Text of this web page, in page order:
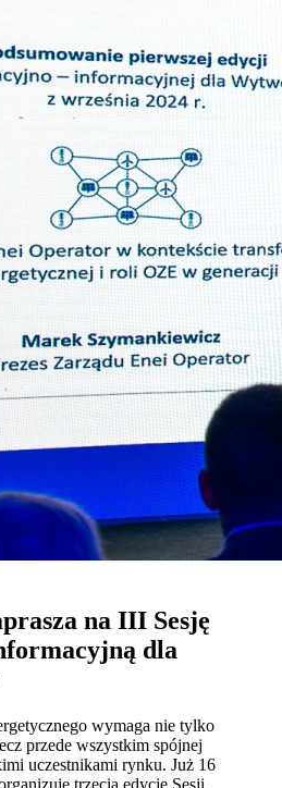
na III Sesję
dla
wymaga nie tylko
przede wszystkim spójnej
uczestnikami rynku. Już 16
trzecią edycję Sesji